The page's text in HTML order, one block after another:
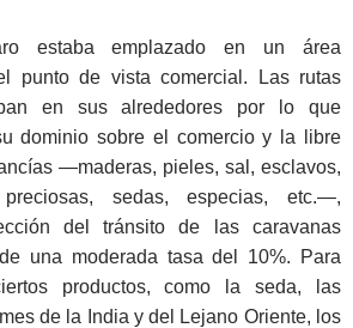
estaba emplazado en un área
punto de vista comercial. Las rutas
en sus alrededores por lo que
dominio sobre el comercio y la libre
—maderas, pieles, sal, esclavos,
sedas, especias, etc.—,
del tránsito de las caravanas
una moderada tasa del 10%. Para
productos, como la seda, las
de la India y del Lejano Oriente, los